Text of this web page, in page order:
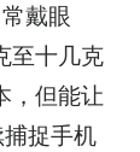
戴眼
至十几克
，但能让
捉手机